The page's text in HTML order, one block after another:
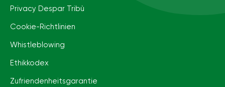
Privacy Despar Tribù
Cookie-Richtlinien
Whistleblowing
Ethikkodex
Zufriendenheitsgarantie